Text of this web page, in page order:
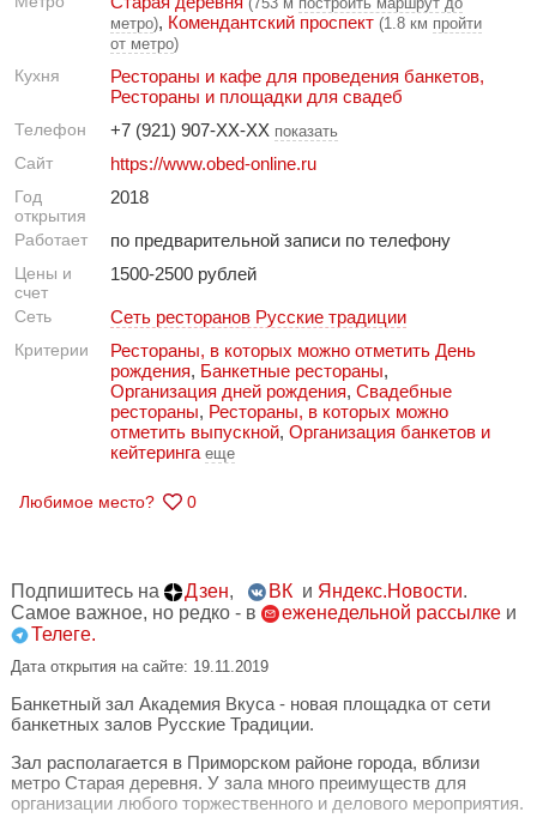
метро), Комендантский проспект (1.8 км пройти
от метро)
Кухня Рестораны и кафе для проведения банкетов,
Рестораны и площадки для свадеб
Телефон +7 (921) 907-XX-XX показать
Сайт https://www.obed-online.ru
Год
открытия
2018
Работает по предварительной записи по телефону
Цены и
счет
1500-2500 рублей
Сеть Сеть ресторанов Русские традиции
Критерии
Рестораны, в которых можно отметить День
рождения, Банкетные рестораны,
Организация дней рождения, Свадебные
рестораны, Рестораны, в которых можно
отметить выпускной, Организация банкетов и
кейтеринга еще
Любимое место? 0
Подпишитесь на Дзен, ВК и Яндекс.Новости.
Самое важное, но редко - в
еженедельной рассылке и
Телеге.
Дата открытия на сайте: 19.11.2019
Банкетный зал Академия Вкуса - новая площадка от сети
банкетных залов Русские Традиции.
Зал располагается в Приморском районе города, вблизи
метро Старая деревня. У зала много преимуществ для
организации любого торжественного и делового мероприятия.